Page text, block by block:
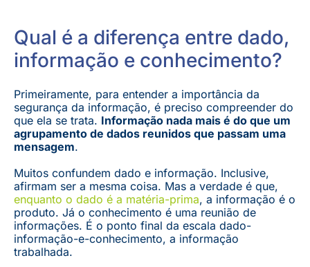
Qual é a diferença entre dado,
informação e conhecimento?
Primeiramente, para entender a importância da
segurança da informação, é preciso compreender do
que ela se trata. Informação nada mais é do que um
agrupamento de dados reunidos que passam uma
mensagem.
Muitos confundem dado e informação. Inclusive,
afirmam ser a mesma coisa. Mas a verdade é que,
enquanto o dado é a matéria-prima, a informação é o
produto. Já o conhecimento é uma reunião de
informações. É o ponto final da escala dado-
informação-e-conhecimento, a informação
trabalhada.